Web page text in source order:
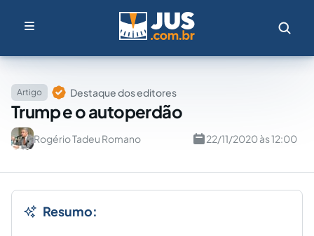
Artigo Destaque dos editores
Trump e o autoperdão
Rogério Tadeu Romano 22/11/2020 às 12:00
Resumo: